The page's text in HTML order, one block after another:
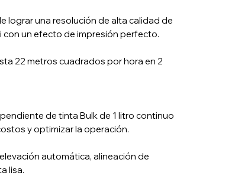
lograr una resolución de alta calidad de
con un efecto de impresión perfecto.
22 metros cuadrados por hora en 2
de tinta Bulk de 1 litro continuo
y optimizar la operación.
automática, alineación de
lisa.